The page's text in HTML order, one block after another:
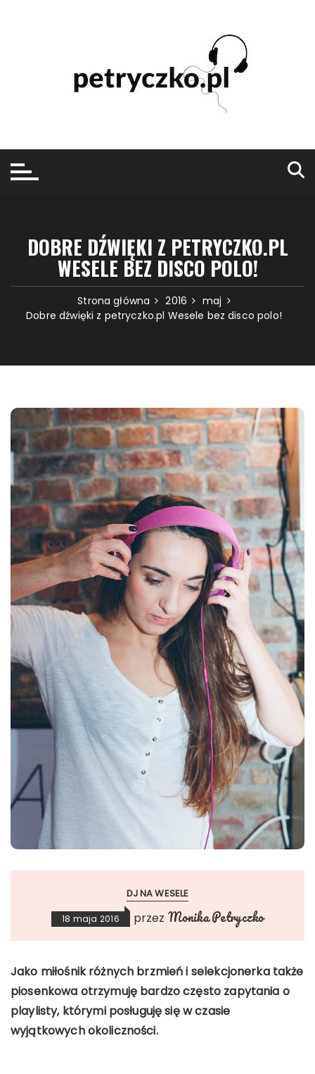
DOBRE DŹWIĘKI Z PETRYCZKO.PL
WESELE BEZ DISCO POLO!
Strona główna 2016
maj
Dobre dźwięki z petryczko.pl Wesele bez disco polo!
DJ NA WESELE
18 maja 2016 przez Monika Petryczko
Jako miłośnik różnych brzmień i selekcjonerka także
piosenkowa otrzymuję bardzo często zapytania o
playlisty, którymi posługuję się w czasie
wyjątkowych okoliczności.